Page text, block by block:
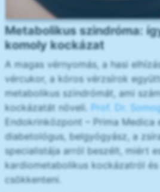
Metabolikus szindróma:
komoly kockázat
A magas vérnyomás, a hasi
vércukor, a kóros vérzsírok
metabolikus szindrómát, ami
kockázatát növeli. Prof. Dr.
Endokrinközpont – Prima Medica
diabetológus, belgyógyász, a
specialistája arról beszélt, miért
kardiometabolikus kockázatról
csökkenteni.